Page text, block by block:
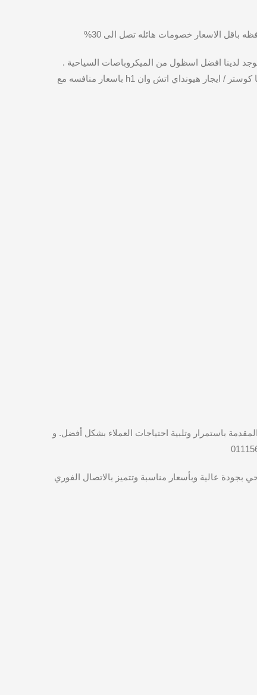
الاسعار خصومات هائله تصل الى 30%
لدينا افضل اسظول من الميكروباصات السياحية .
موديل 2020 و 2021 مناسبة لجميع الفئات و المجموعات وذلك حيث عدد الركاب او الأفراد. فيتوفر لدينا ايجار تويوتا هاي اس / ايجار تويوتا كوستر / ايجار هيونداي اتش وان h1 باسعار منافسه مع
باستمرار وتلبية احتياجات العملاء بشكل أفضل. و
عالية وبأسعار مناسبة وتتميز بالاتصال الفوري